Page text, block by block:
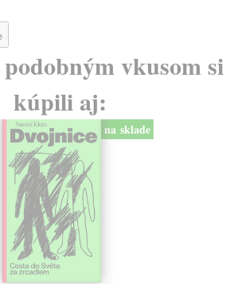
vkusom si
kúpili aj:
na sklade